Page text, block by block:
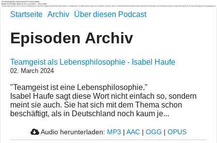
Startseite Archiv Über diesen Podcast
Episoden Archiv
Teamgeist als Lebensphilosophie - Isabel Haufe
02. March 2024
"Teamgeist ist eine Lebensphilosophie."
Isabel Haufe sagt diese Wort nicht einfach so, sondern
meint sie auch. Sie hat sich mit dem Thema schon
beschäftigt, als in Deutschland noch kaum je...
Audio herunterladen: MP3 | AAC | OGG | OPUS